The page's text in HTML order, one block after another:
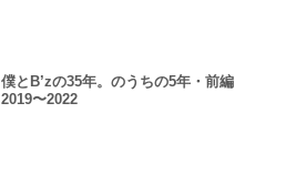
僕とB’zの35年。のうちの5年・前編
2019〜2022